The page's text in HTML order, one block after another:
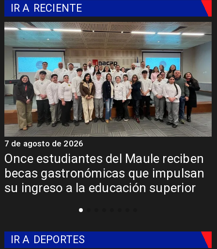
IR A RECIENTE
Álvarez-Salamanca lidera la apuesta
regional para consolidar el Paso
Pehuenche como alternativa a Los
7 de agosto de 2026
IR A DEPORTES